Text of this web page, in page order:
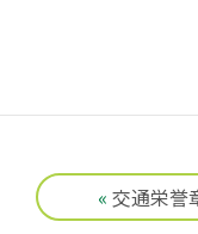
« 交通栄誉